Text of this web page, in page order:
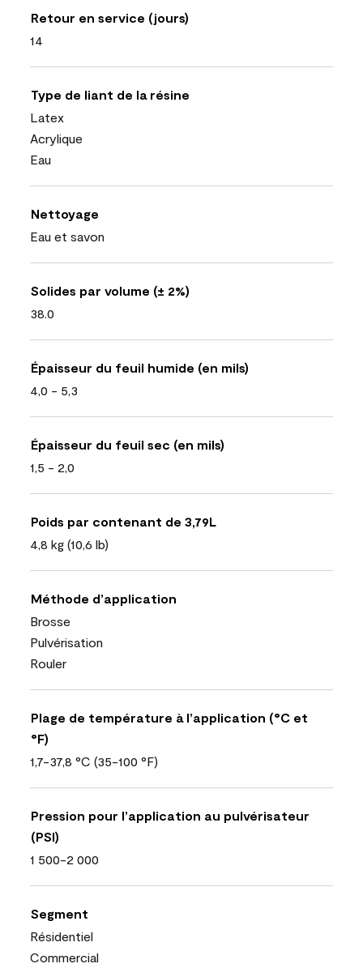
Retour en service (jours)
14
Type de liant de la résine
Latex
Acrylique
Eau
Nettoyage
Eau et savon
Solides par volume (± 2%)
38.0
Épaisseur du feuil humide (en mils)
4,0 - 5,3
Épaisseur du feuil sec (en mils)
1,5 - 2,0
Poids par contenant de 3,79L
4,8 kg (10,6 lb)
Méthode d’application
Brosse
Pulvérisation
Rouler
Plage de température à l’application (°C et
°F)
1,7-37,8 °C (35-100 °F)
Pression pour l’application au pulvérisateur
(PSI)
1 500-2 000
Segment
Résidentiel
Commercial